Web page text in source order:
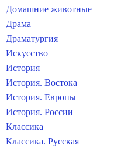
Домашние животные
Драма
Драматургия
Искусство
История
История. Востока
История. Европы
История. России
Классика
Классика. Русская